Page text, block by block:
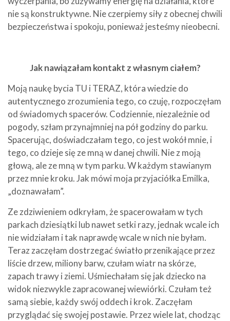
nie są konstruktywne. Nie czerpiemy siły z obecnej chwili
bezpieczeństwa i spokoju, ponieważ jesteśmy nieobecni.
Jak nawiązałam kontakt z własnym ciałem?
Moją naukę bycia TU i TERAZ, która wiedzie do
autentycznego zrozumienia tego, co czuję, rozpoczęłam
od świadomych spacerów. Codziennie, niezależnie od
pogody, szłam przynajmniej na pół godziny do parku.
Spacerując, doświadczałam tego, co jest wokół mnie, i
tego, co dzieje się ze mną w danej chwili. Nie z moją
głową, ale ze mną w tym parku. W każdym stawianym
przez mnie kroku. Jak mówi moja przyjaciółka Emilka,
„doznawałam”.
Ze zdziwieniem odkryłam, że spacerowałam w tych
parkach dziesiątki lub nawet setki razy, jednak wcale ich
nie widziałam i tak naprawdę wcale w nich nie byłam.
Teraz zaczęłam dostrzegać światło przenikające przez
liście drzew, miliony barw, czułam wiatr na skórze,
zapach trawy i ziemi. Uśmiechałam się jak dziecko na
widok niezwykle zapracowanej wiewiórki. Czułam też
samą siebie, każdy swój oddech i krok. Zaczęłam
przyglądać się swojej postawie. Przez wiele lat, chodząc